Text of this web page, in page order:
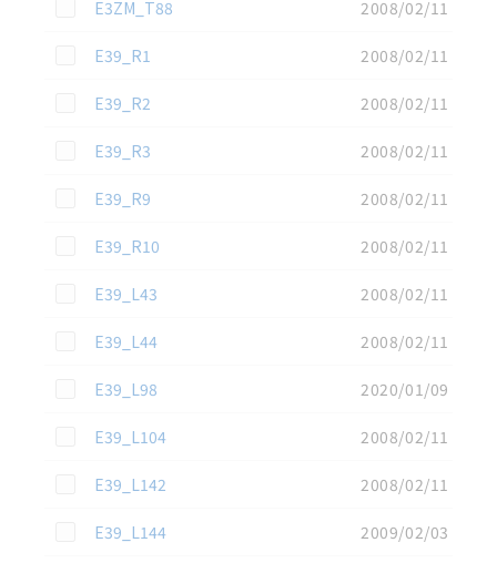
E3ZM_T88
2008/02/11
この資料を選択
E39_R1
2008/02/11
この資料を選択
E39_R2
2008/02/11
この資料を選択
E39_R3
2008/02/11
この資料を選択
E39_R9
2008/02/11
この資料を選択
E39_R10
2008/02/11
この資料を選択
E39_L43
2008/02/11
この資料を選択
E39_L44
2008/02/11
この資料を選択
E39_L98
2020/01/09
この資料を選択
E39_L104
2008/02/11
この資料を選択
E39_L142
2008/02/11
この資料を選択
E39_L144
2009/02/03